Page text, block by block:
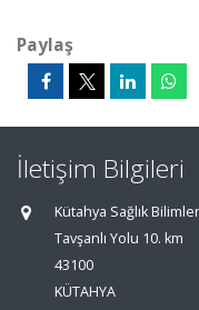
Paylaş
İletişim Bilgileri
Kütahya Sağlık
Tavşanlı Yolu 10. km
43100
KÜTAHYA